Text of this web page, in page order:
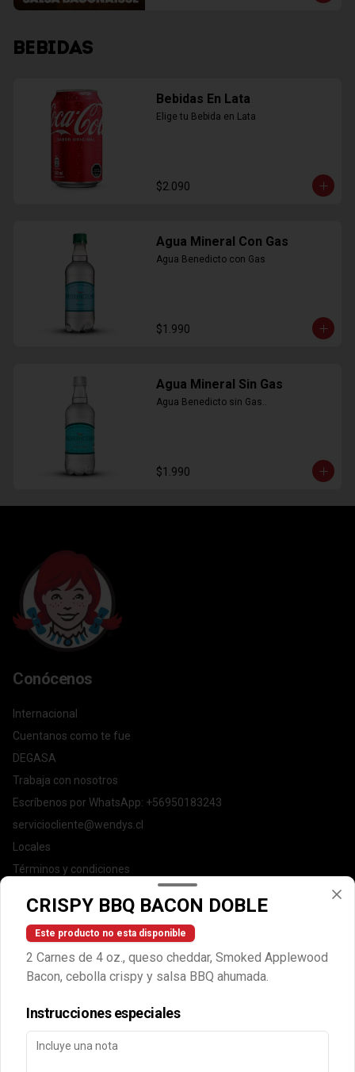
BEBIDAS
Bebidas En Lata
Elige tu Bebida en Lata
$2.090
Agua Mineral Con Gas
Agua Benedicto con Gas
$1.990
Agua Mineral Sin Gas
Agua Benedicto sin Gas..
$1.990
Conócenos
Internacional
Cuentanos como te fue
DEGASA
Trabaja con nosotros
Escríbenos por WhatsApp: +56950183243
serviciocliente@wendys.cl
Locales
Términos y condiciones
Redes sociales
Instagram
Facebook
Mi cuenta
CRISPY BBQ BACON DOBLE
Este producto no esta disponible
2 Carnes de 4 oz., queso cheddar, Smoked Applewood
Bacon, cebolla crispy y salsa BBQ ahumada.
Instrucciones especiales